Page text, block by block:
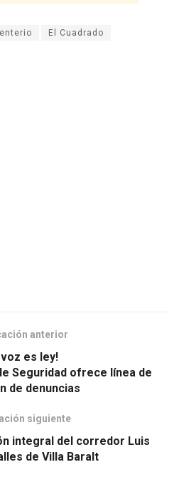
El Cuadrado
anterior
voz es ley!
Seguridad ofrece línea de
de denuncias
siguiente
integral del corredor Luis
de Villa Baralt